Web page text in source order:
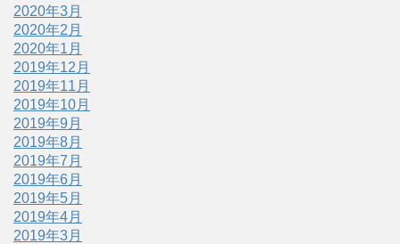
2020年3月
2020年2月
2020年1月
2019年12月
2019年11月
2019年10月
2019年9月
2019年8月
2019年7月
2019年6月
2019年5月
2019年4月
2019年3月